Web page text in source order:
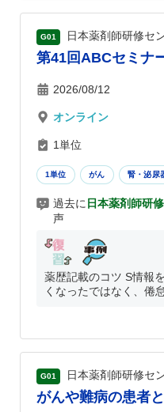
G01 日本薬剤師研修セ
第41回ABCセミナ
2026/08/12
オンライン
1単位
1単位 がん 腎・泌尿
過去に 日本薬剤師研
声
薬歴記載のコツ S情報
くなったではなく、倦
G01 日本薬剤師研修セ
がんや難病の患者